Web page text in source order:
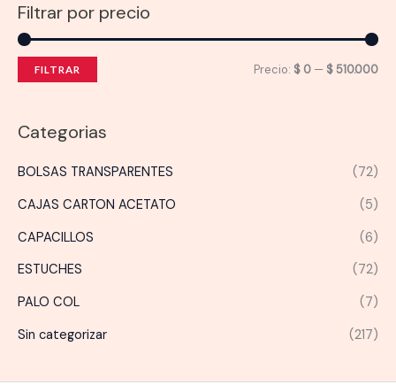
Filtrar por precio
PP
FILTRAR Precio: $ 0 — $ 510.000
Categorias
BOLSAS TRANSPARENTES
(72)
CAJAS CARTON ACETATO
(5)
CAPACILLOS
(6)
ESTUCHES
(72)
PALO COL
(7)
Sin categorizar
(217)